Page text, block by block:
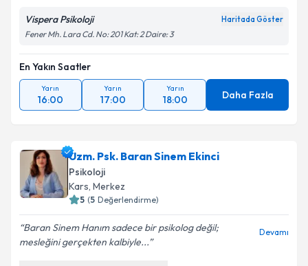
Vispera Psikoloji Haritada Göster
Fener Mh. Lara Cd. No: 201 Kat: 2 Daire: 3
En Yakın Saatler
Yarın
16:00
Yarın
17:00
Yarın
18:00 Daha Fazla
Uzm. Psk. Baran Sinem Ekinci
Psikoloji
Kars, Merkez
5 (5 Değerlendirme)
Baran Sinem Hanım sadece bir psikolog değil;
mesleğini gerçekten kalbiyle...
Devamı